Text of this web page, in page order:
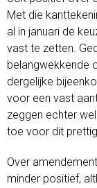
Met die
al in januari de
vast te zetten.
belangwekkende
dergelijke
voor een vast
zeggen echter
toe voor dit
Over
minder positief,